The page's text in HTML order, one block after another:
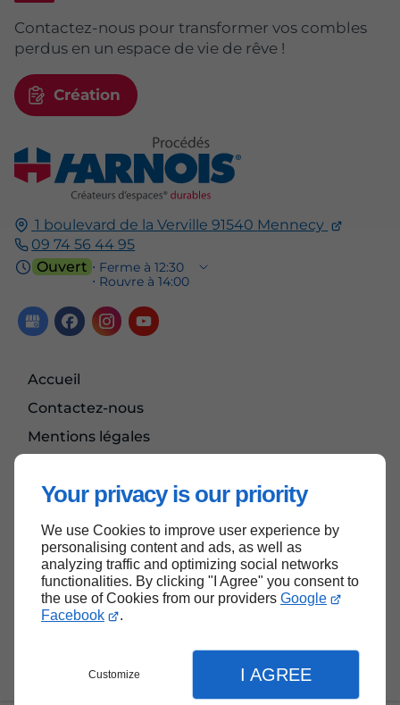
Your privacy is our priority
We use Cookies to improve user experience by
personalising content and ads, as well as
analyzing traffic and optimizing social networks
functionalities. By clicking "I Agree" you consent to
the use of Cookies from our providers Google
Facebook
.
Customize I AGREE
1 boulevard de la Verville 91540 Mennecy
09 74 56 44 95
Ouvert ⋅ Ferme à 12:30
⋅ Rouvre à 14:00
Accueil
Contactez-nous
Mentions légales
Contactez-nous pour transformer vos combles
perdus en un espace de vie de rêve !
Création
Haut de page